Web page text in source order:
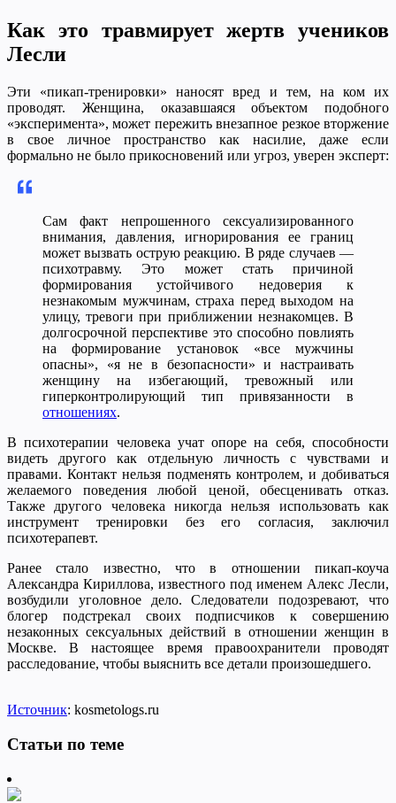
Как это травмирует жертв учеников
Лесли
Эти «пикап-тренировки» наносят вред и тем, на ком их
проводят. Женщина, оказавшаяся объектом подобного
«эксперимента», может пережить внезапное резкое вторжение
в свое личное пространство как насилие, даже если
формально не было прикосновений или угроз, уверен эксперт:
Сам факт непрошенного сексуализированного
внимания, давления, игнорирования ее границ
может вызвать острую реакцию. В ряде случаев —
психотравму. Это может стать причиной
формирования устойчивого недоверия к
незнакомым мужчинам, страха перед выходом на
улицу, тревоги при приближении незнакомцев. В
долгосрочной перспективе это способно повлиять
на формирование установок «все мужчины
опасны», «я не в безопасности» и настраивать
женщину на избегающий, тревожный или
гиперконтролирующий тип привязанности в
отношениях.
В психотерапии человека учат опоре на себя, способности
видеть другого как отдельную личность с чувствами и
правами. Контакт нельзя подменять контролем, и добиваться
желаемого поведения любой ценой, обесценивать отказ.
Также другого человека никогда нельзя использовать как
инструмент тренировки без его согласия, заключил
психотерапевт.
Ранее стало известно, что в отношении пикап-коуча
Александра Кириллова, известного под именем Алекс Лесли,
возбудили уголовное дело. Следователи подозревают, что
блогер подстрекал своих подписчиков к совершению
незаконных сексуальных действий в отношении женщин в
Москве. В настоящее время правоохранители проводят
расследование, чтобы выяснить все детали произошедшего.
Источник: kosmetologs.ru
Статьи по теме